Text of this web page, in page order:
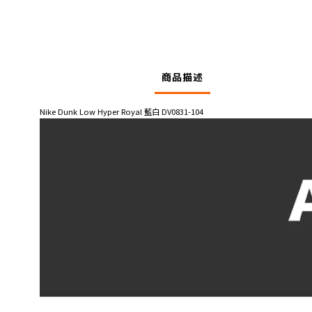
商品描述
Nike Dunk Low Hyper Royal 藍白 DV0831-104